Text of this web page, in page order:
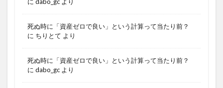
死ぬ時に「資産ゼロで良い」という計算って当たり前？
に ちりとて より
死ぬ時に「資産ゼロで良い」という計算って当たり前？
に dabo_gc より